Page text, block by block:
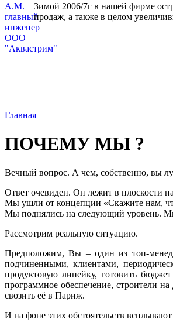
Зимой 2006/7г в нашей фирме
продаж, а также в целом
Главная
ПОЧЕМУ МЫ ?
Вечный вопрос. А чем, собственно, вы
Ответ очевиден. Он лежит в плоскости
Мы ушли от концепции «Скажите нам,
Мы поднялись на следующий уровень.
Рассмотрим реальную ситуацию.
Предположим, Вы – один из топ-
подчиненными, клиентами,
продуктовую линейку, готовить
программное обеспечение, строители
свозить её в Париж.
И на фоне этих обстоятельств